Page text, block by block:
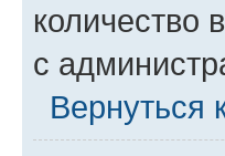
количество
с
Вернуться